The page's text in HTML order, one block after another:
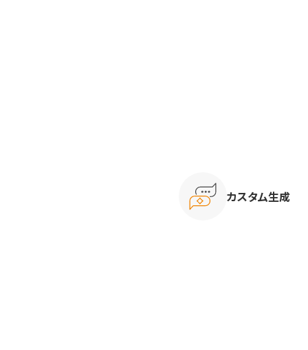
カスタム生成